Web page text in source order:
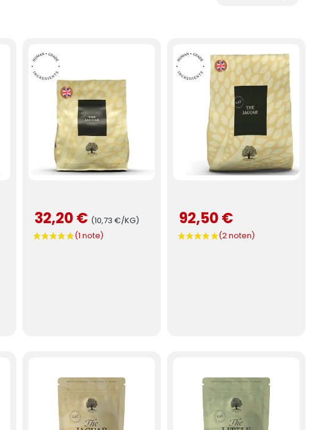
32,20 € (10,73 €/KG) 92,50 €